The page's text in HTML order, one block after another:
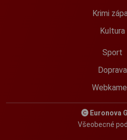
Krimi
Kultura
Sport
Doprava
Euronova
Všeobecné